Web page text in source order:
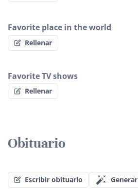
Favorite place in the world
Rellenar
Favorite TV shows
Rellenar
Obituario
Escribir obituario Generar